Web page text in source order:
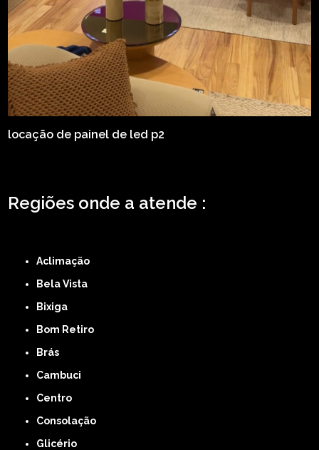
locação de painel de led p2
Regiões onde a atende :
Aclimação
Bela Vista
Bixiga
Bom Retiro
Brás
Cambuci
Centro
Consolação
Glicério